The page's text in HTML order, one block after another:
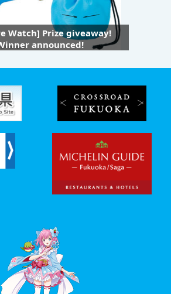
Watch] Prize giveaway!
announced!